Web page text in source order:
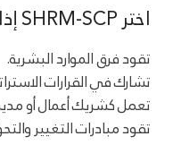
اختر SHRM-SCP إذا كنت:
تقود فرق الموارد البشرية.
تشارك في القرارات
تعمل كشريك أعمال أو
تقود مبادرات التغيير